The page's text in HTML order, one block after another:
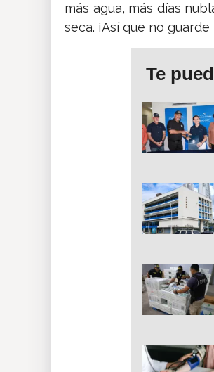
más agua, más días
seca. ¡Así que no
Te